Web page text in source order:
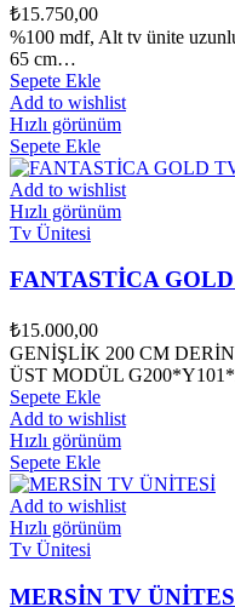
₺15.750,00
%100 mdf, Alt tv ünite
65 cm…
Sepete Ekle
Add to wishlist
Hızlı görünüm
Sepete Ekle
Add to wishlist
Hızlı görünüm
Tv Ünitesi
FANTASTİCA
₺15.000,00
GENİŞLİK 200 CM
ÜST MODÜL
Sepete Ekle
Add to wishlist
Hızlı görünüm
Sepete Ekle
Add to wishlist
Hızlı görünüm
Tv Ünitesi
MERSİN TV